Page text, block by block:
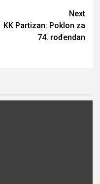
Next
KK Partizan: Poklon za
74. rođendan